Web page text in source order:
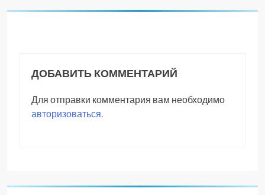
ДОБАВИТЬ КОММЕНТАРИЙ
Для отправки комментария вам необходимо
авторизоваться.